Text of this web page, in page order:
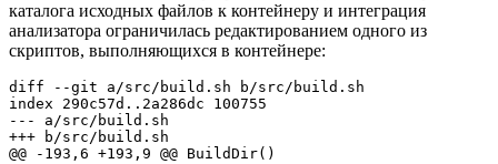
каталога исходных файлов к контейнеру и интеграция
анализатора ограничилась редактированием одного из
скриптов, выполняющихся в контейнере:
diff --git a/src/build.sh b/src/build.sh
index 290c57d..2a286dc 100755
--- a/src/build.sh
+++ b/src/build.sh
@@ -193,6 +193,9 @@ BuildDir()